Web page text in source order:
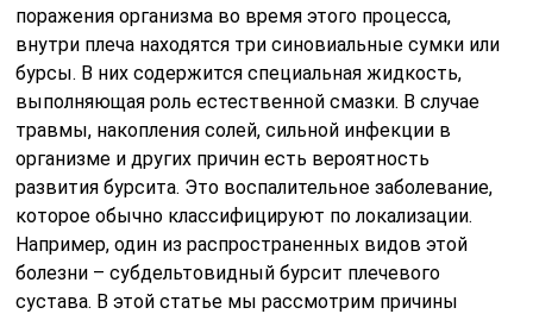
поражения организма во время этого процесса,
внутри плеча находятся три синовиальные сумки или
бурсы. В них содержится специальная жидкость,
выполняющая роль естественной смазки. В случае
травмы, накопления солей, сильной инфекции в
организме и других причин есть вероятность
развития бурсита. Это воспалительное заболевание,
которое обычно классифицируют по локализации.
Например, один из распространенных видов этой
болезни – субдельтовидный бурсит плечевого
сустава. В этой статье мы рассмотрим причины